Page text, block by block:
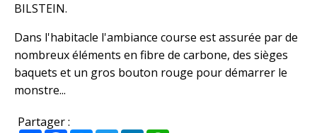
BILSTEIN.
Dans l'habitacle l'ambiance course est assurée par de
nombreux éléments en fibre de carbone, des sièges
baquets et un gros bouton rouge pour démarrer le
monstre...
Partager :